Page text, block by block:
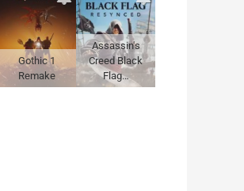
Gothic 1
Remake
Assassin's
Creed Black
Flag…